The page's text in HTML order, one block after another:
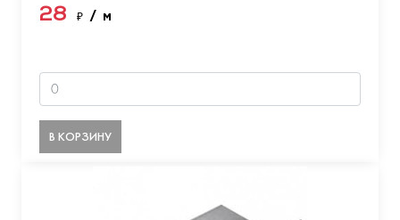
28 ₽ / м
В КОРЗИНУ